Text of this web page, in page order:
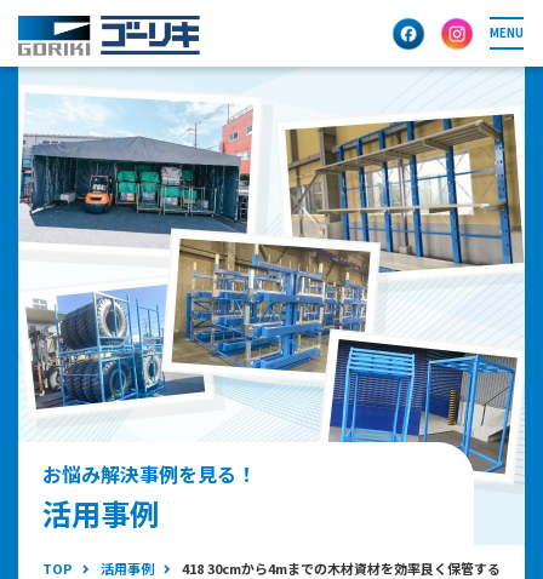
MENU
お悩み解決事例を見る！
活用事例
TOP 活用事例
418 30cmから4mまでの木材資材を効率良く保管する